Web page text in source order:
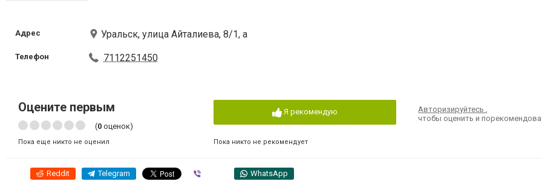
Адрес Уральск, улица Айталиева, 8/1, а
Телефон 7112251450
Оцените первым
(0 оценок)
Пока еще никто не оценил
Я рекомендую
Пока никто не рекомендует
Авторизируйтесь,
чтобы оценить и
Reddit Telegram WhatsApp